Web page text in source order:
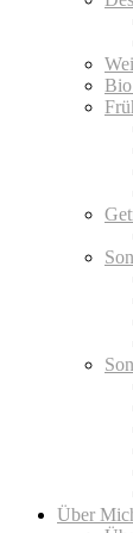
Über